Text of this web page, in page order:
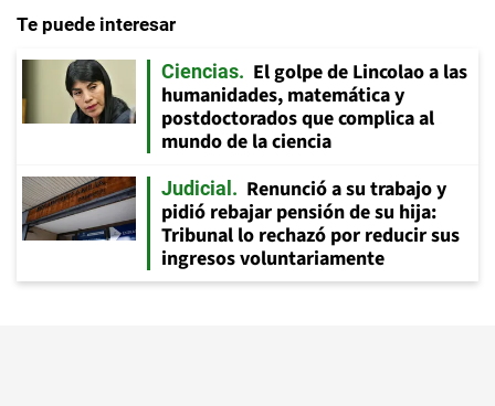
Te puede interesar
Ciencias
El golpe de Lincolao a las
humanidades, matemática y
postdoctorados que complica al
mundo de la ciencia
Judicial
Renunció a su trabajo y
pidió rebajar pensión de su hija:
Tribunal lo rechazó por reducir sus
ingresos voluntariamente